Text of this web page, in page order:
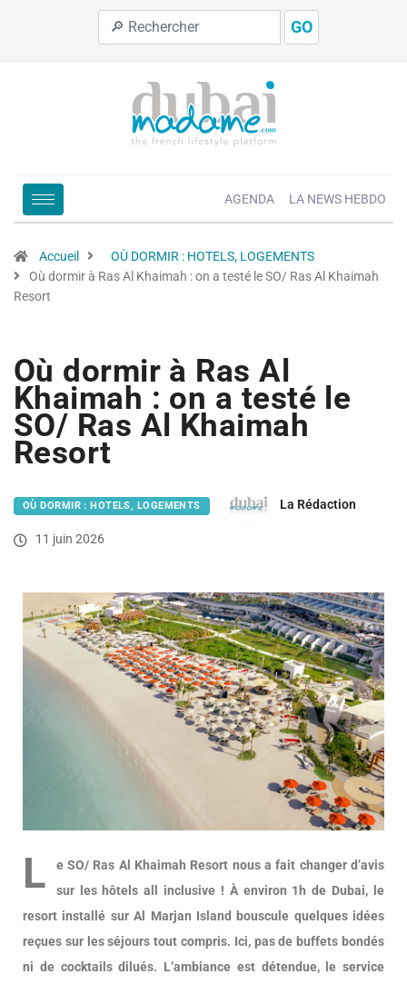
GO
AGENDA LA NEWS HEBDO
Accueil
OÙ DORMIR : HOTELS, LOGEMENTS
Où dormir à Ras Al Khaimah : on a testé le SO/ Ras Al Khaimah
Resort
Où dormir à Ras Al
Khaimah : on a testé le
SO/ Ras Al Khaimah
Resort
OÙ DORMIR : HOTELS, LOGEMENTS La Rédaction
11 juin 2026
L
e SO/ Ras Al Khaimah Resort nous a fait changer d’avis
sur les hôtels all inclusive ! À environ 1h de Dubai, le
resort installé sur Al Marjan Island bouscule quelques idées
reçues sur les séjours tout compris. Ici, pas de buffets bondés
ni de cocktails dilués. L’ambiance est détendue, le service